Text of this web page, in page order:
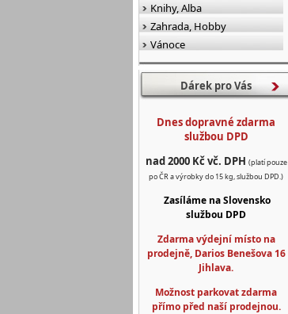
Knihy, Alba
Zahrada, Hobby
Vánoce
Dárek pro Vás
Dnes dopravné zdarma
službou DPD
nad 2000 Kč vč. DPH (platí pouze
po ČR a výrobky do 15 kg, službou DPD.)
Zasíláme na Slovensko
službou DPD
Zdarma výdejní místo na
prodejně, Darios Benešova 16
Jihlava.
Možnost parkovat zdarma
přímo před naší prodejnou.